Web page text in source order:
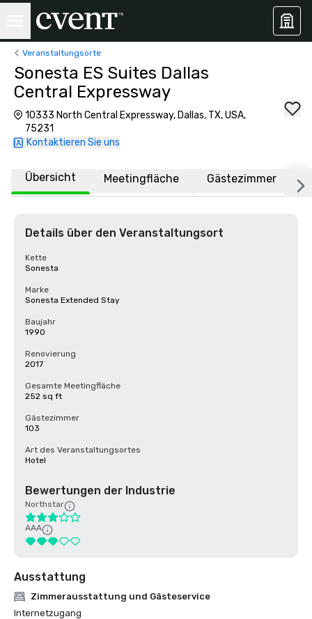
Veranstaltungsorte
Sonesta ES Suites Dallas
Central Expressway
10333 North Central Expressway, Dallas, TX, USA,
75231
Kontaktieren Sie uns
Übersicht Meetingfläche Gästezimmer
Details über den Veranstaltungsort
Kette
Sonesta
Marke
Sonesta Extended Stay
Baujahr
1990
Renovierung
2017
Gesamte Meetingfläche
252 sq ft
Gästezimmer
103
Art des Veranstaltungsortes
Hotel
Bewertungen der Industrie
Northstar
AAA
Ausstattung
Zimmerausstattung und Gästeservice
Internetzugang